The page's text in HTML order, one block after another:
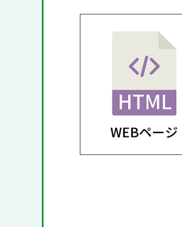
WEBページ